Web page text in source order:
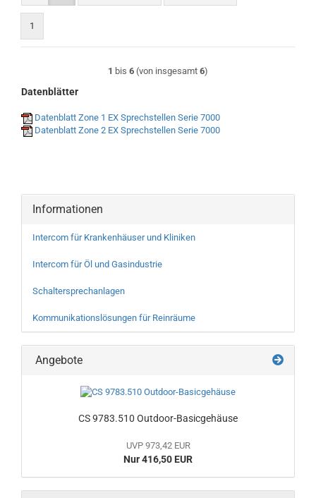
1
1 bis 6 (von insgesamt 6)
Datenblätter
Datenblatt Zone 1 EX Sprechstellen Serie 7000
Datenblatt Zone 2 EX Sprechstellen Serie 7000
Informationen
Intercom für Krankenhäuser und Kliniken
Intercom für Öl und Gasindustrie
Schaltersprechanlagen
Kommunikationslösungen für Reinräume
Angebote
CS 9783.510 Outdoor-Basicgehäuse
UVP 973,42 EUR
Nur 416,50 EUR